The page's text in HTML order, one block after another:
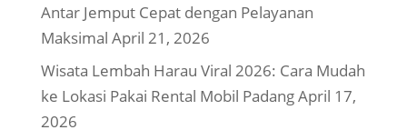
Antar Jemput Cepat dengan Pelayanan
Maksimal April 21, 2026
Wisata Lembah Harau Viral 2026: Cara Mudah
ke Lokasi Pakai Rental Mobil PadangApril 17,
2026